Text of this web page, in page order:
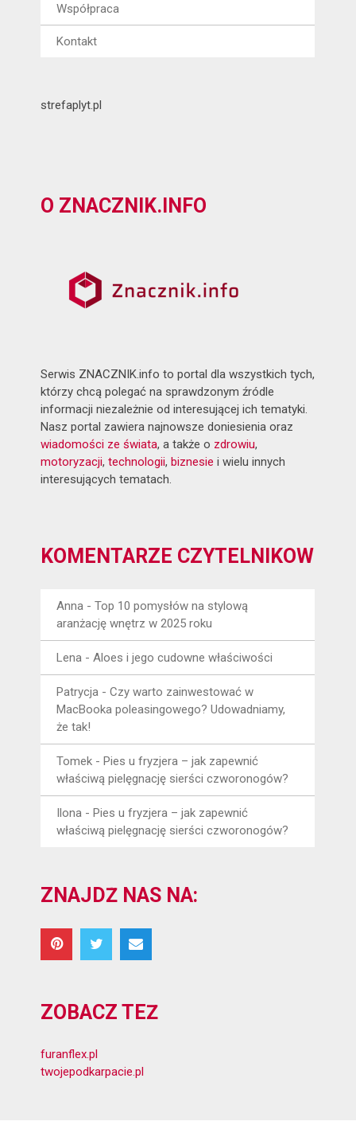
Współpraca
Kontakt
strefaplyt.pl
O ZNACZNIK.INFO
Serwis ZNACZNIK.info to portal dla wszystkich tych,
którzy chcą polegać na sprawdzonym źródle
informacji niezależnie od interesującej ich tematyki.
Nasz portal zawiera najnowsze doniesienia oraz
wiadomości ze świata, a także o zdrowiu,
motoryzacji,technologii,biznesie i wielu innych
interesujących tematach.
KOMENTARZE CZYTELNIKÓW
Anna -Top 10 pomysłów na stylową
aranżację wnętrz w 2025 roku
Lena -Aloes i jego cudowne właściwości
Patrycja -Czy warto zainwestować w
MacBooka poleasingowego? Udowadniamy,
że tak!
Tomek -Pies u fryzjera – jak zapewnić
właściwą pielęgnację sierści czworonogów?
Ilona -Pies u fryzjera – jak zapewnić
właściwą pielęgnację sierści czworonogów?
ZNAJDŹ NAS NA:
ZOBACZ TEŻ
furanflex.pl
twojepodkarpacie.pl